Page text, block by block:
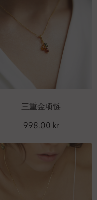
三重金项链
998.00 kr